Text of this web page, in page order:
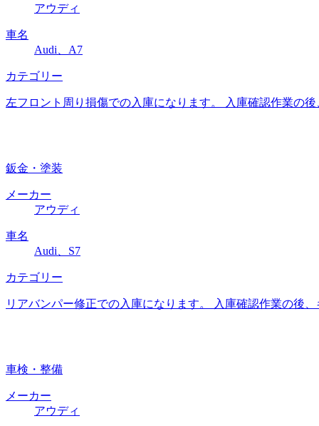
アウディ
車名
Audi、A7
カテゴリー
左フロント周り損傷での入庫になります。 入庫確認作業の
鈑金・塗装
メーカー
アウディ
車名
Audi、S7
カテゴリー
リアバンパー修正での入庫になります。 入庫確認作業の後
車検・整備
メーカー
アウディ